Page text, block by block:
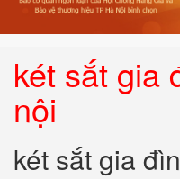
két sắt gia
nội
két sắt gia